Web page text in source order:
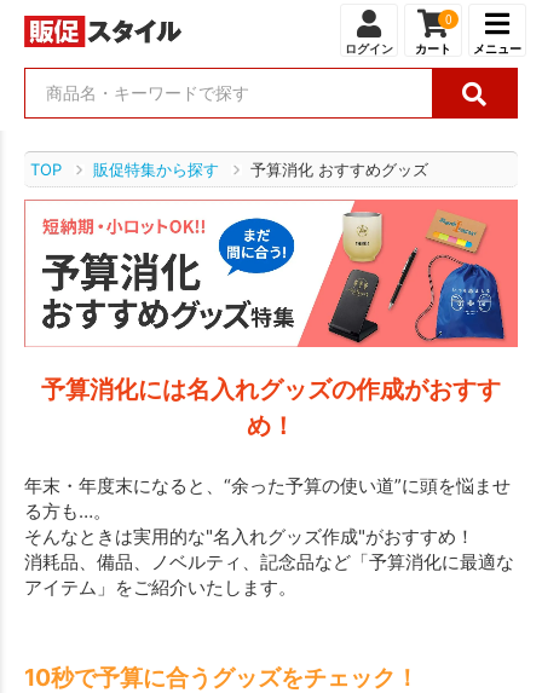
ログイン
0
カート メニュー
TOP 販促特集から探す 予算消化 おすすめグッズ
予算消化には名入れグッズの作成がおすす
め！
年末・年度末になると、“余った予算の使い道”に頭を悩ませ
る方も…。
そんなときは実用的な"名入れグッズ作成"がおすすめ！
消耗品、備品、ノベルティ、記念品など「予算消化に最適な
アイテム」をご紹介いたします。
10秒で予算に合うグッズをチェック！